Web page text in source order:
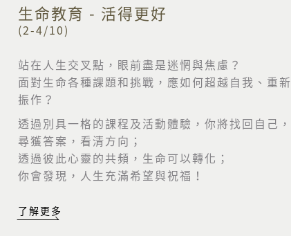
生命教育 - 活得更好
(2-4/10)
站在人生交叉點，眼前盡是迷惘與焦慮？
面對生命各種課題和挑戰，應如何超越自我、重新
振作？
透過別具一格的課程及活動體驗，你將找回自己，
尋獲答案，看清方向；
透過彼此心靈的共頻，生命可以轉化；
你會發現，人生充滿希望與祝福！
了解更多